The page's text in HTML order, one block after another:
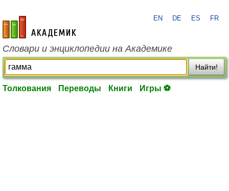
academic.ru
EN DE ES FR
Словари и энциклопедии на Академике
Найти!
Толкования Переводы Книги Игры ⚽